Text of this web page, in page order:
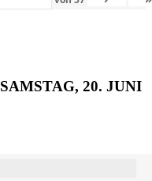
SAMSTAG, 20. JUNI